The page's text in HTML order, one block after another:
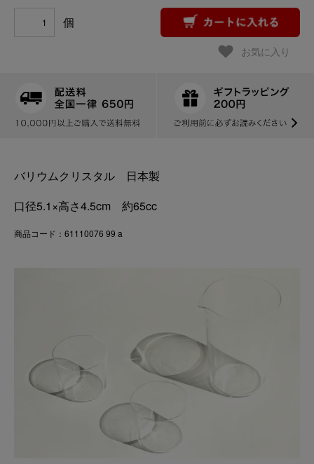
個
お気に入り
バリウムクリスタル 日本製
口径5.1×高さ4.5cm 約65cc
商品コード：61110076 99 a